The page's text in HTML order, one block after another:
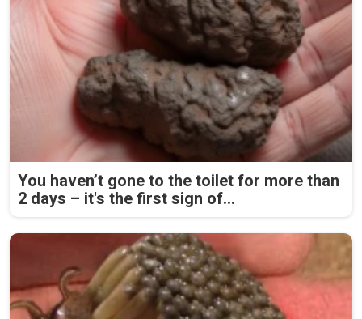
You haven’t gone to the toilet for more than
2 days – it's the first sign of...